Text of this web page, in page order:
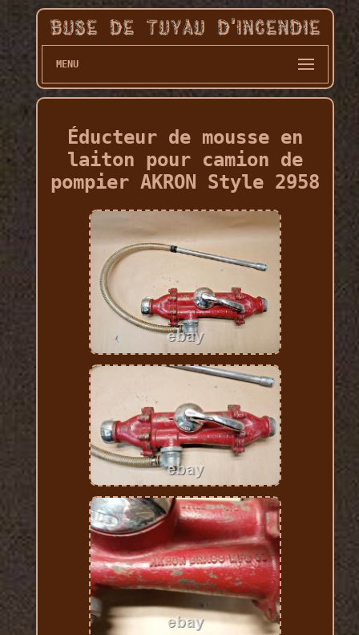
MENU
Éducteur de mousse en
laiton pour camion de
pompier AKRON Style 2958